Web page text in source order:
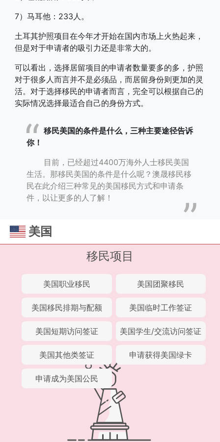
7）马耳他：233人。
土耳其护照项目在今年才开始在国内市场上火热起来，
但是对于申请者的吸引力还是非常大的。
可以看出，选择居留项目的申请者数量要多的多，护照
对于很多人而言并不是必须品，而居留身份则更加的灵
活。对于选择移民的申请者而言，完全可以根据自己的
实际情况选择最适合自己的身份方式。
移民美国的条件是什么，三种主要途径告诉
你！
目前，已经超过4400万海外人士移民美国
生活。那移民美国的条件是什么呢？澳晟移民移
民在此介绍三种常见的美国移民方式和申请条
件，以让更多的人了解！
美国
移民项目
美国职业移民 美国团聚移民
美国移民排期与配额 美国临时工作签证
美国短期访问签证 美国学生/交流访问签证
美国其他类签证 申请获得美国绿卡
申请成为美国公民